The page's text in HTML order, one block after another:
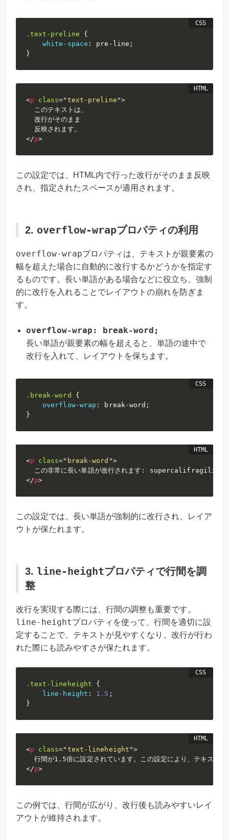
.text-preline
{
white-space : pre-line ;
}
<p class=" text-preline ">
  このテキストは、
  改行がそのまま
</p>
この設定では、HTML内で行った改行がそのまま反映
され、指定されたスペースが適用されます。
2. overflow-wrapプロパティの利用
overflow-wrapプロパティは、テキストが親要素の
幅を超えた場合に自動的に改行するかどうかを指定す
るものです。長い単語がある場合などに役立ち、強制
的に改行を入れることでレイアウトの崩れを防ぎま
す。
overflow-wrap: break-word;
長い単語が親要素の幅を超えると、単語の途中で
改行を入れて、レイアウトを保ちます。
.break-word
{
overflow-wrap : break-word ;
}
<p class=" break-word ">
</p>
この設定では、長い単語が強制的に改行され、レイア
ウトが保たれます。
3. line-heightプロパティで行間を調
整
改行を実現する際には、行間の調整も重要です。
line-heightプロパティを使って、行間を適切に設
定することで、テキストが見やすくなり、改行が行わ
れた際にも読みやすさが保たれます。
.text-lineheight
{
line-height : 1.5 ;
}
<p class=" text-lineheight ">
</p>
この例では、行間が広がり、改行後も読みやすいレイ
アウトが維持されます。